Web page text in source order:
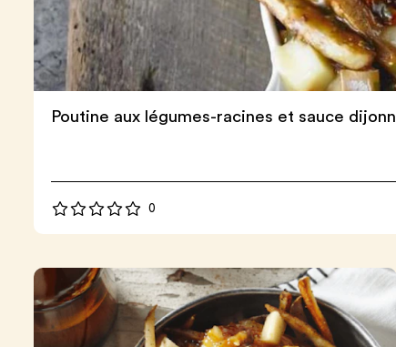
Poutine aux légumes-racines et sauce
0